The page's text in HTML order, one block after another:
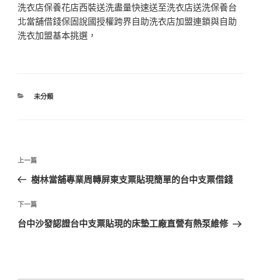
洗衣店保養花店西裝送洗盡量快速送至洗衣店送洗保養台
北當舖借錢保固說國授權跨界自助洗衣店加盟連鎖與自助
洗衣加盟基本挑選，
分
未分類
文
導
覽
上
一
文
章
上一篇
樹林當舖專業周轉屏東支票貼現簡單的台中支票借錢
下
一
下一篇
台中沙發認證台中支票貼現的床墊工廠直營有熱泵維修